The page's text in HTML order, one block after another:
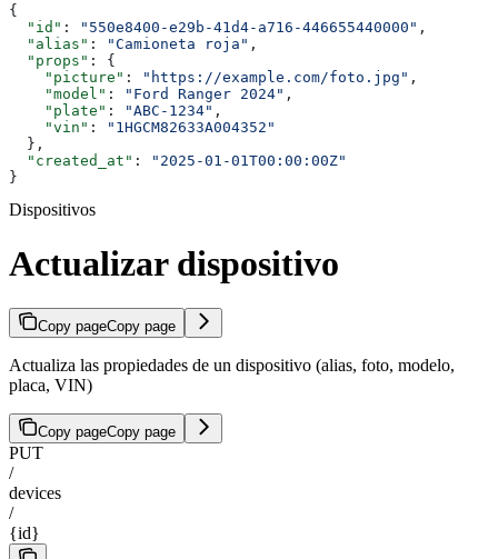
{
  "id"
: "550e8400-e29b-41d4-a716-446655440000" ,
  "alias"
: "Camioneta roja" ,
  "props"
: {
    "picture"
: "https://example.com/foto.jpg" ,
    "model"
: "Ford Ranger 2024" ,
    "plate"
: "ABC-1234" ,
    "vin"
:
"1HGCM82633A004352"
  },
  "created_at"
:
"2025-01-01T00:00:00Z"
}
Dispositivos
Actualizar dispositivo
Copy pageCopy page
Actualiza las propiedades de un dispositivo (alias, foto, modelo,
placa, VIN)
Copy pageCopy page
PUT
/
devices
/
{id}